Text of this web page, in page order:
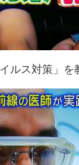
ルス対策」を